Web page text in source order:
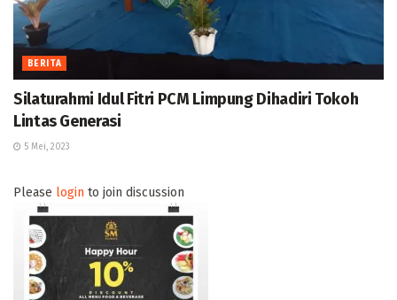
BERITA
Silaturahmi Idul Fitri PCM Limpung Dihadiri Tokoh
Lintas Generasi
5 Mei, 2023
Please login to join discussion